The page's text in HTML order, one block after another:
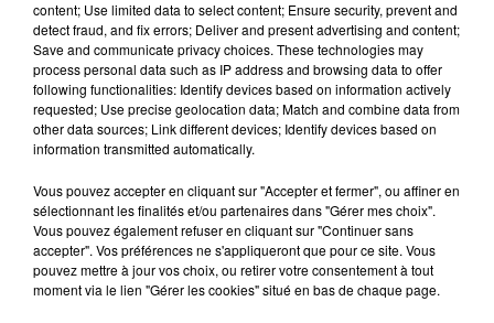
Destination Vacances - Gagnez
votre séjour en famille au cœur
de la...
Destination Vacances : inscrivez-
vous !
content; Use limited data to select content; Ensure security, prevent and
detect fraud, and fix errors; Deliver and present advertising and content;
Save and communicate privacy choices. These technologies may
process personal data such as IP address and browsing data to offer
following functionalities: Identify devices based on information actively
requested; Use precise geolocation data; Match and combine data from
other data sources; Link different devices; Identify devices based on
information transmitted automatically.
Vous pouvez accepter en cliquant sur "Accepter et fermer", ou affiner en
sélectionnant les finalités et/ou partenaires dans "Gérer mes choix".
Vous pouvez également refuser en cliquant sur "Continuer sans
accepter". Vos préférences ne s'appliqueront que pour ce site. Vous
pouvez mettre à jour vos choix, ou retirer votre consentement à tout
moment via le lien "Gérer les cookies" situé en bas de chaque page.